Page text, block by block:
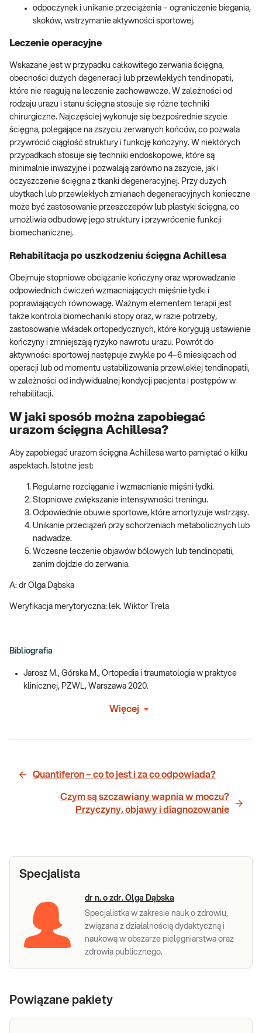
odpoczynek i unikanie przeciążenia – ograniczenie biegania,
skoków, wstrzymanie aktywności sportowej.
Leczenie operacyjne
Wskazane jest w przypadku całkowitego zerwania ścięgna,
obecności dużych degeneracji lub przewlekłych tendinopatii,
które nie reagują na leczenie zachowawcze. W zależności od
rodzaju urazu i stanu ścięgna stosuje się różne techniki
chirurgiczne. Najczęściej wykonuje się bezpośrednie szycie
ścięgna, polegające na zszyciu zerwanych końców, co pozwala
przywrócić ciągłość struktury i funkcję kończyny. W niektórych
przypadkach stosuje się techniki endoskopowe, które są
minimalnie inwazyjne i pozwalają zarówno na zszycie, jak i
oczyszczenie ścięgna z tkanki degeneracyjnej. Przy dużych
ubytkach lub przewlekłych zmianach degeneracyjnych konieczne
może być zastosowanie przeszczepów lub plastyki ścięgna, co
umożliwia odbudowę jego struktury i przywrócenie funkcji
biomechanicznej.
Rehabilitacja po uszkodzeniu ścięgna Achillesa
Obejmuje stopniowe obciążanie kończyny oraz wprowadzanie
odpowiednich ćwiczeń wzmacniających mięśnie łydki i
poprawiających równowagę. Ważnym elementem terapii jest
także kontrola biomechaniki stopy oraz, w razie potrzeby,
zastosowanie wkładek ortopedycznych, które korygują ustawienie
kończyny i zmniejszają ryzyko nawrotu urazu. Powrót do
aktywności sportowej następuje zwykle po 4–6 miesiącach od
operacji lub od momentu ustabilizowania przewlekłej tendinopatii,
w zależności od indywidualnej kondycji pacjenta i postępów w
rehabilitacji.
W jaki sposób można zapobiegać
urazom ścięgna Achillesa?
Aby zapobiegać urazom ścięgna Achillesa warto pamiętać o kilku
aspektach. Istotne jest:
Regularne rozciąganie i wzmacnianie mięśni łydki.
Stopniowe zwiększanie intensywności treningu.
Odpowiednie obuwie sportowe, które amortyzuje wstrząsy.
Unikanie przeciążeń przy schorzeniach metabolicznych lub
nadwadze.
Wczesne leczenie objawów bólowych lub tendinopatii,
zanim dojdzie do zerwania.
A: dr Olga Dąbska
Weryfikacja merytoryczna: lek. Wiktor Trela
Bibliografia
Jarosz M., Górska M., Ortopedia i traumatologia w praktyce
klinicznej, PZWL, Warszawa 2020.
Więcej
Quantiferon – co to jest i za co odpowiada?
Czym są szczawiany wapnia w moczu?
Przyczyny, objawy i diagnozowanie
Specjalista
dr n. o zdr. Olga Dąbska
Specjalistka w zakresie nauk o zdrowiu,
związana z działalnością dydaktyczną i
naukową w obszarze pielęgniarstwa oraz
zdrowia publicznego.
Powiązane pakiety